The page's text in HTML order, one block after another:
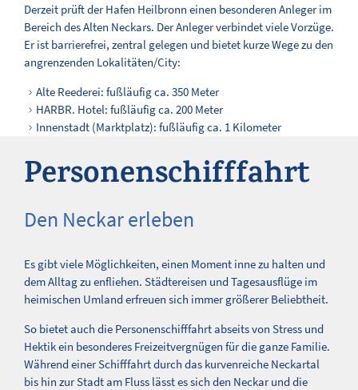
Derzeit prüft der Hafen Heilbronn einen besonderen Anleger im
Bereich des Alten Neckars. Der Anleger verbindet viele Vorzüge.
Er ist barrierefrei, zentral gelegen und bietet kurze Wege zu den
angrenzenden Lokalitäten/City:
Alte Reederei: fußläufig ca. 350 Meter
HARBR. Hotel: fußläufig ca. 200 Meter
Innenstadt (Marktplatz): fußläufig ca. 1 Kilometer
Personenschifffahrt
Den Neckar erleben
Es gibt viele Möglichkeiten, einen Moment inne zu halten und
dem Alltag zu enfliehen. Städtereisen und Tagesausflüge im
heimischen Umland erfreuen sich immer größerer Beliebtheit.
So bietet auch die Personenschifffahrt abseits von Stress und
Hektik ein besonderes Freizeitvergnügen für die ganze Familie.
Während einer Schifffahrt durch das kurvenreiche Neckartal
bis hin zur Stadt am Fluss lässt es sich den Neckar und die